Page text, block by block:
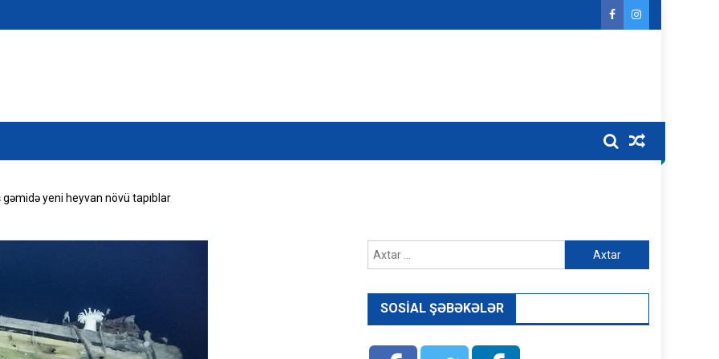
yeni heyvan növü tapıblar
Axtarış:
SOSIAL ŞƏBƏKƏLƏR